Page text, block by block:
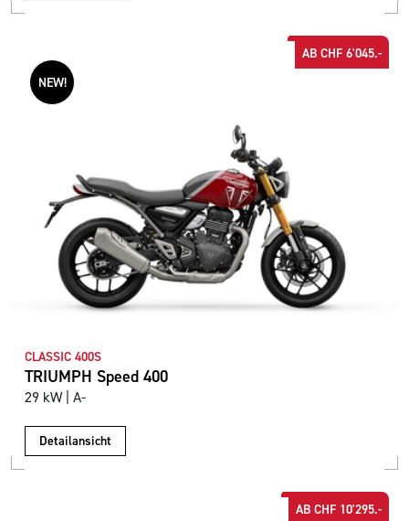
NEW!
CLASSIC 400S
TRIUMPH Speed 400
29 kW | A-
Detailansicht
AB CHF 6'045.-
AB CHF 10'295.-